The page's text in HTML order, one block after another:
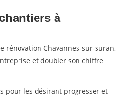
à
rénovation Chavannes-sur-suran,
et doubler son chiffre
pour les désirant progresser et